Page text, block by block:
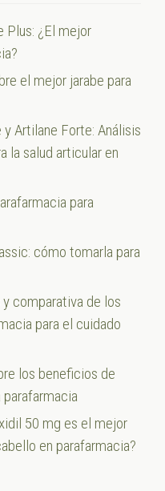
Plus: ¿El mejor
el mejor jarabe para
Artilane Forte: Análisis
la salud articular en
para
cómo tomarla para
comparativa de los
para el cuidado
los beneficios de
parafarmacia
50 mg es el mejor
en parafarmacia?